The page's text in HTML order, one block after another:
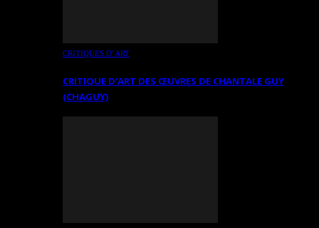
CRITIQUES D’ART
CRITIQUE D’ART DES ŒUVRES DE CHANTALE GUY
(CHAGUY)